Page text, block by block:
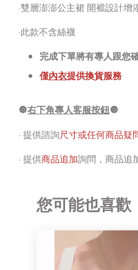
·雙層澎澎公主裙 開襠設計增
·此款不含絲襪
完成下單將有專人跟您
僅內衣提供換貨服務
🔘右下角專人客服按鈕🔘
· 提供諮詢尺寸或任何商品疑
· 提供商品追加詢問，商品追
您可能也喜歡